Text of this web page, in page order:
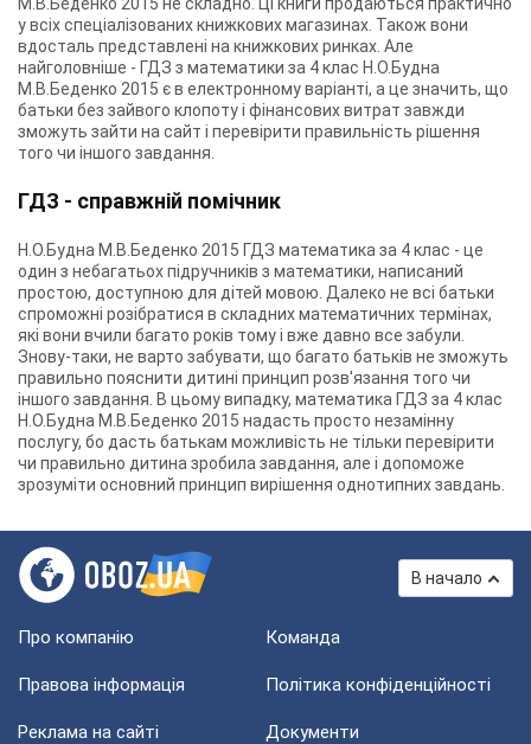
у всіх спеціалізованих книжкових магазинах. Також вони
вдосталь представлені на книжкових ринках. Але
найголовніше - ГДЗ з математики за 4 клас Н.О.Будна
М.В.Беденко 2015 є в електронному варіанті, а це значить, що
батьки без зайвого клопоту і фінансових витрат завжди
зможуть зайти на сайт і перевірити правильність рішення
того чи іншого завдання.
ГДЗ - справжній помічник
Н.О.Будна М.В.Беденко 2015 ГДЗ математика за 4 клас - це
один з небагатьох підручників з математики, написаний
простою, доступною для дітей мовою. Далеко не всі батьки
спроможні розібратися в складних математичних термінах,
які вони вчили багато років тому і вже давно все забули.
Знову-таки, не варто забувати, що багато батьків не зможуть
правильно пояснити дитині принцип розв'язання того чи
іншого завдання. В цьому випадку, математика ГДЗ за 4 клас
Н.О.Будна М.В.Беденко 2015 надасть просто незамінну
послугу, бо дасть батькам можливість не тільки перевірити
чи правильно дитина зробила завдання, але і допоможе
зрозуміти основний принцип вирішення однотипних завдань.
В начало
Про компанію Команда
Правова інформація Політика конфіденційності
Реклама на сайті Документи